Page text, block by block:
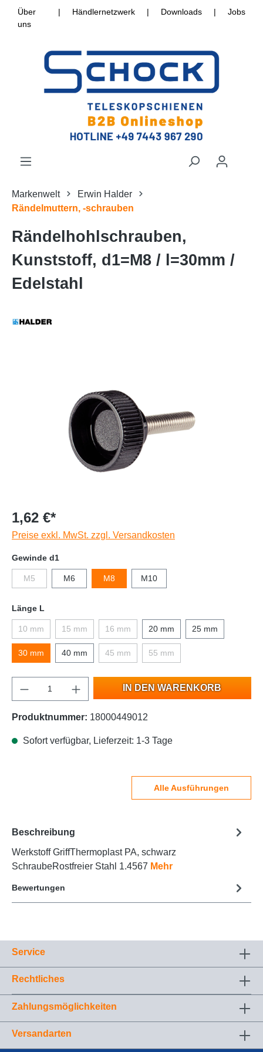
Über
uns
| Händlernetzwerk | Downloads | Jobs
Markenwelt
Erwin Halder
Rändelmuttern, -schrauben
Rändelhohlschrauben,
Kunststoff, d1=M8 / l=30mm /
Edelstahl
1,62 €*
Preise exkl. MwSt. zzgl. Versandkosten
Gewinde d1
M5 M6 M8 M10
Länge L
10 mm 15 mm 16 mm 20 mm 25 mm
30 mm 40 mm 45 mm 55 mm
IN DEN WARENKORB
Produktnummer: 18000449012
Sofort verfügbar, Lieferzeit: 1-3 Tage
Alle Ausführungen
Beschreibung
Werkstoff GriffThermoplast PA, schwarz
SchraubeRostfreier Stahl 1.4567 Mehr
Bewertungen
Service
Rechtliches
Zahlungsmöglichkeiten
Versandarten